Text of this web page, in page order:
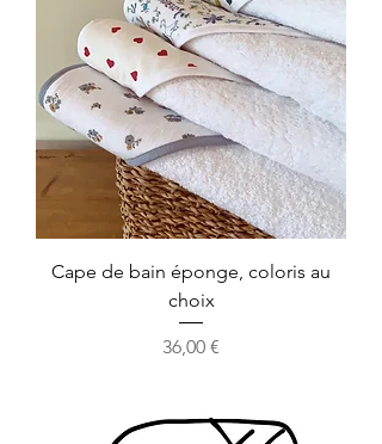
Cape de bain éponge, coloris au
choix
Prix
36,00 €